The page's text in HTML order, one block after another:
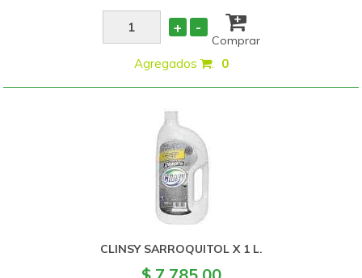
+ -
Comprar
Agregados : 0
CLINSY SARROQUITOL X 1 L.